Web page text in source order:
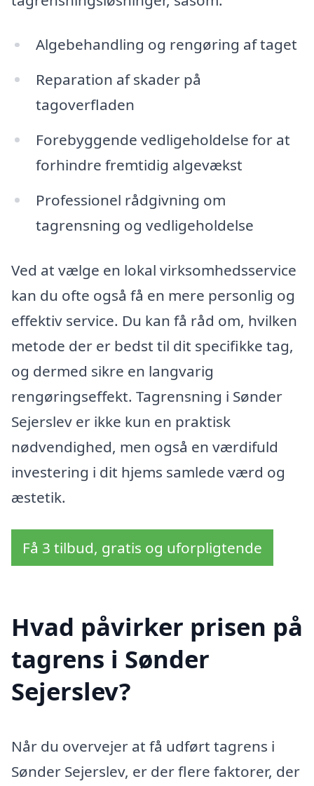
Algebehandling og rengøring af taget
Reparation af skader på
tagoverfladen
Forebyggende vedligeholdelse for at
forhindre fremtidig algevækst
Professionel rådgivning om
tagrensning og vedligeholdelse
Ved at vælge en lokal virksomhedsservice
kan du ofte også få en mere personlig og
effektiv service. Du kan få råd om, hvilken
metode der er bedst til dit specifikke tag,
og dermed sikre en langvarig
rengøringseffekt. Tagrensning i Sønder
Sejerslev er ikke kun en praktisk
nødvendighed, men også en værdifuld
investering i dit hjems samlede værd og
æstetik.
Få 3 tilbud, gratis og uforpligtende
Hvad påvirker prisen på
tagrens i Sønder
Sejerslev?
Når du overvejer at få udført tagrens i
Sønder Sejerslev, er der flere faktorer, der